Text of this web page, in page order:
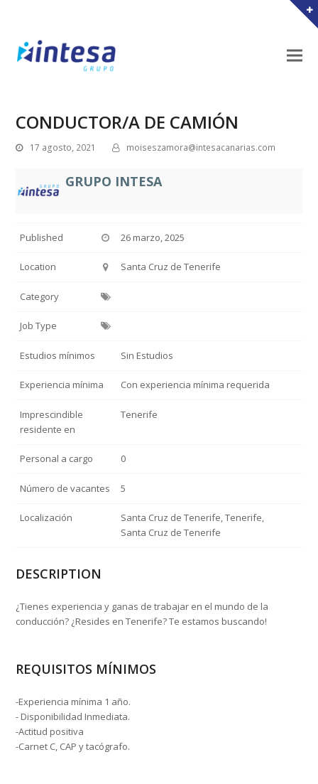
CONDUCTOR/A DE CAMIÓN
17 agosto, 2021 moiseszamora@intesacanarias.com
GRUPO INTESA
Published 26 marzo, 2025
Location Santa Cruz de Tenerife
Category
Job Type
Estudios mínimos Sin Estudios
Experiencia mínima Con experiencia mínima requerida
Imprescindible
residente en
Tenerife
Personal a cargo 0
Número de vacantes 5
Localización
Santa Cruz de Tenerife, Tenerife,
Santa Cruz de Tenerife
DESCRIPTION
¿Tienes experiencia y ganas de trabajar en el mundo de la
conducción? ¿Resides en Tenerife? Te estamos buscando!
REQUISITOS MÍNIMOS
-Experiencia mínima 1 año.
- Disponibilidad Inmediata.
-Actitud positiva
-Carnet C, CAP y tacógrafo.